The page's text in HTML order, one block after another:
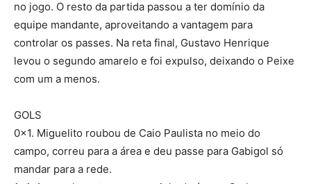
no jogo. O resto da partida passou a ter domínio da
equipe mandante, aproveitando a vantagem para
controlar os passes. Na reta final, Gustavo Henrique
levou o segundo amarelo e foi expulso, deixando o Peixe
com um a menos.
GOLS
0x1. Miguelito roubou de Caio Paulista no meio do
campo, correu para a área e deu passe para Gabigol só
mandar para a rede.